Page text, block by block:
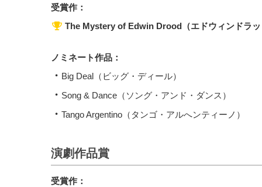
受賞作：
The Mystery of Edwin Drood（エドウィンドラッ
ノミネート作品：
Big Deal（ビッグ・ディール）
Song & Dance（ソング・アンド・ダンス）
Tango Argentino（タンゴ・アルへンティーノ）
演劇作品賞
受賞作：